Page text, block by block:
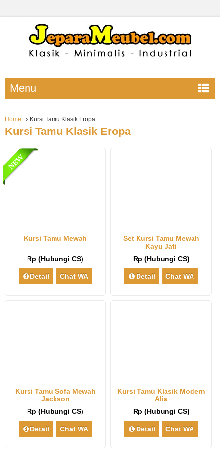
Menu
Home Kursi Tamu Klasik Eropa
Kursi Tamu Klasik Eropa
Kursi Tamu Mewah
Rp (Hubungi CS)
Detail Chat WA
Set Kursi Tamu Mewah
Kayu Jati
Rp (Hubungi CS)
Detail Chat WA
Kursi Tamu Sofa Mewah
Jackson
Rp (Hubungi CS)
Detail Chat WA
Kursi Tamu Klasik Modern
Alia
Rp (Hubungi CS)
Detail Chat WA